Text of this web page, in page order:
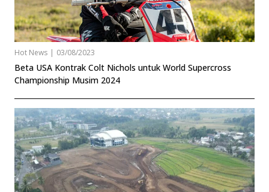
Hot News | 03/08/2023
Beta USA Kontrak Colt Nichols untuk World Supercross
Championship Musim 2024